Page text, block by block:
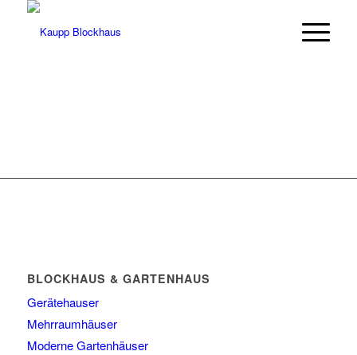
BLOCKHAUS & GARTENHAUS
Gerätehauser
Mehrraumhäuser
Moderne Gartenhäuser